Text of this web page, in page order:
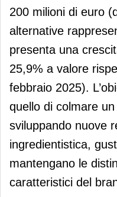
200 milioni di euro
alternative
presenta una
25,9% a valore
febbraio 2025).
quello di colmare
sviluppando nuove
ingredientistica,
mantengano le
caratteristici del